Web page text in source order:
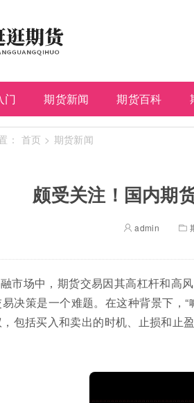
门 期货新闻 期货百科
： 首页 > 期货新闻
颇受关注！国内期
admin
市场中，期货交易因其高杠杆和高
决策是一个难题。在这种背景下，
包括买入和卖出的时机、止损和止